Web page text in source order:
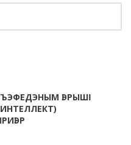
ӀЭРЫШӀ